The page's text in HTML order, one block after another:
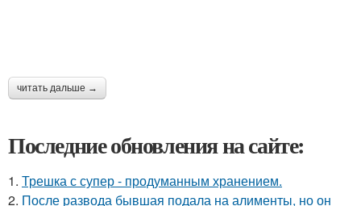
читать дальше →
Последние обновления на сайте:
1. Трешка с супер - продуманным хранением.
2. После развода бывшая подала на алименты, но он